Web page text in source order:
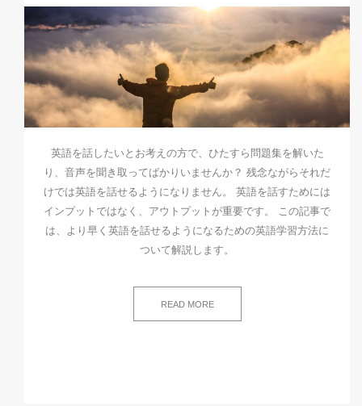
英語を話したいとお考えの方で、ひたすら問題集を解いた
り、音声を聞き取ってばかりいませんか？ 残念ながらそれだ
けでは英語を話せるようになりません。 英語を話すためには
インプットではなく、アウトプットが重要です。 この記事で
は、より早く英語を話せるようになるための英語学習方法に
ついて解説します。
READ MORE